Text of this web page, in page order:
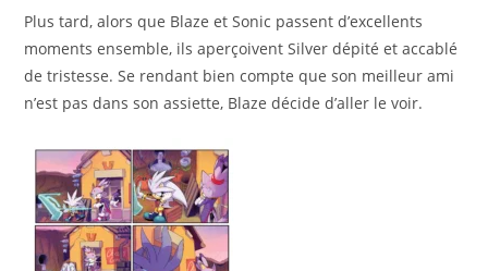
Plus tard, alors que Blaze et Sonic passent d’excellents
moments ensemble, ils aperçoivent Silver dépité et accablé
de tristesse. Se rendant bien compte que son meilleur ami
n’est pas dans son assiette, Blaze décide d’aller le voir.